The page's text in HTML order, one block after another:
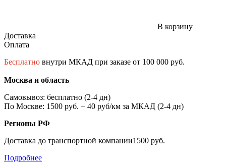
В корзину
Доставка
Оплата
Бесплатно внутри МКАД при заказе от 100 000 руб.
Москва и область
Самовывоз: бесплатно (2-4 дн)
По Москве: 1500 руб. + 40 руб/км за МКАД (2-4 дн)
Регионы РФ
Доставка до транспортной компании1500 руб.
Подробнее